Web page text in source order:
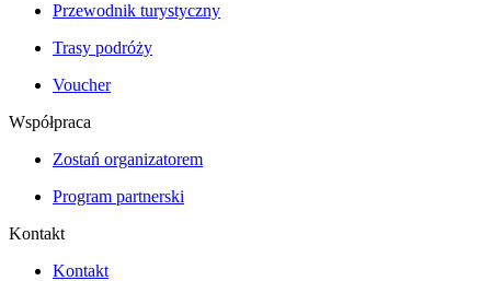
Przewodnik turystyczny
Trasy podróży
Voucher
Współpraca
Zostań organizatorem
Program partnerski
Kontakt
Kontakt